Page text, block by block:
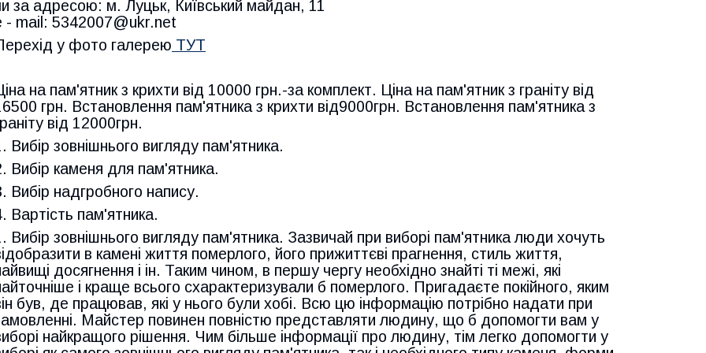
за адресою: м. Луцьк, Київський майдан, 11
- mail: 5342007@ukr.net
у фото галерею ТУТ
на пам'ятник з крихти від 10000 грн.-за комплект. Ціна на пам'ятник з граніту від
грн. Встановлення пам'ятника з крихти від9000грн. Встановлення пам'ятника з
від 12000грн.
Вибір зовнішнього вигляду пам'ятника.
Вибір каменя для пам'ятника.
Вибір надгробного напису.
Вартість пам'ятника.
Вибір зовнішнього вигляду пам'ятника. Зазвичай при виборі пам'ятника люди хочуть
в камені життя померлого, його прижиттєві прагнення, стиль життя,
досягнення і ін. Таким чином, в першу чергу необхідно знайті ті межі, які
і краще всього схарактеризували б померлого. Пригадаєте покійного, яким
був, де працював, які у нього були хобі. Всю цю інформацію потрібно надати при
Майстер повинен повністю представляти людину, що б допомогти вам у
найкращого рішення. Чим більше інформації про людину, тім легко допомогти у